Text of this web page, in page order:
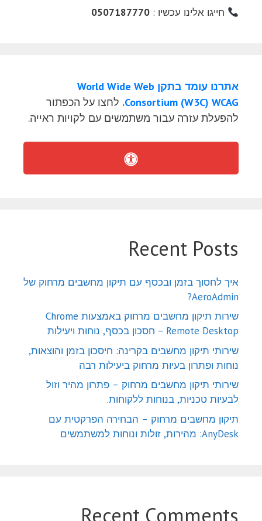
חייגו אלינו עכשיו :0507187770
אתרנו עומד בתקן World Wide Web
Consortium (W3C) WCAG. לחצו על הכפתור
להפעלת עזרה עבור משתמשים עם לקויות ראייה.
Recent Posts
איך לחסוך בזמן ובכסף עם תיקון מחשבים מרחוק של
AeroAdmin?
שירות תיקון מחשבים מרחוק באמצעות Chrome
Remote Desktop – חסכון בכסף, נוחות ויעילות
שירותי תיקון מחשבים בקרינה: חיסכון בזמן והוצאות,
נוחות ופתרון בעיות מרחוק ביעילות רבה
שירותי תיקון מחשבים מרחוק – פתרון מהיר וזול
לבעיות טכניות, בנוחות ללקוחות.
תיקון מחשבים מרחוק – הבחירה הפרקטית עם
AnyDesk: מהירות, זולות ונוחות למשתמשים
Recent Comments